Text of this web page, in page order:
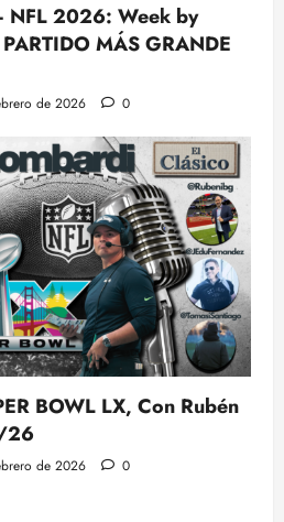
NFL 2026: Week by
MÁS GRANDE
de 2026 0
BOWL LX, Con Rubén
26
de 2026 0